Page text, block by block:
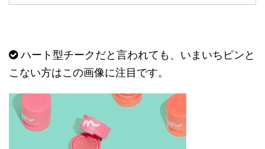
ハート型チークだと言われても、いまいちピンと
こない方はこの画像に注目です。